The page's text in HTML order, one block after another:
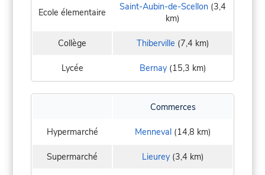
Ecole élementaire Saint-Aubin-de-Scellon (3,4
km)
Collège Thiberville (7,4 km)
Lycée Bernay(15,3 km)
Commerces
Hypermarché Menneval(14,8 km)
Supermarché Lieurey(3,4 km)